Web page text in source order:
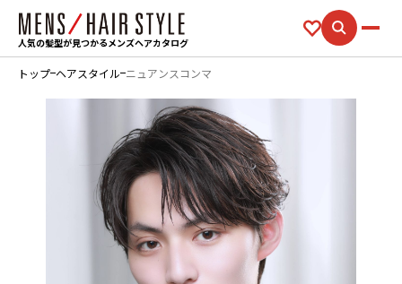
人気の髪型が見つかるメンズヘアカタログ
トップ ヘアスタイル ニュアンスコンマ